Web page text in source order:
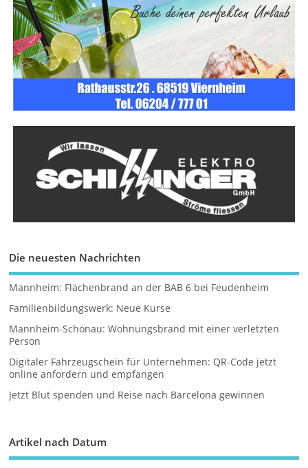
Die neuesten Nachrichten
Mannheim: Flächenbrand an der BAB 6 bei Feudenheim
Familienbildungswerk: Neue Kurse
Mannheim-Schönau: Wohnungsbrand mit einer verletzten
Person
Digitaler Fahrzeugschein für Unternehmen: QR-Code jetzt
online anfordern und empfangen
Jetzt Blut spenden und Reise nach Barcelona gewinnen
Artikel nach Datum